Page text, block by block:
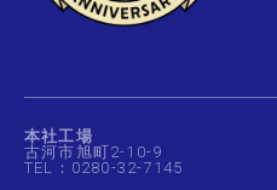
本社工場
古河市旭町2-10-9
TEL：0280-32-7145